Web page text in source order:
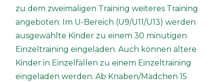
zu dem zweimaligen Training weiteres Training
angeboten: Im U-Bereich (U9/U11/U13) werden
ausgewählte Kinder zu einem 30 minutigen
Einzeltraining eingeladen. Auch können ältere
Kinder in Einzelfällen zu einem Einzeltraining
eingeladen werden. Ab Knaben/Mädchen 15